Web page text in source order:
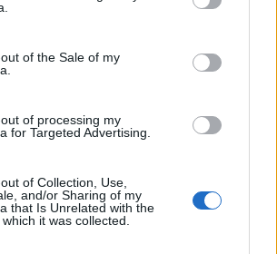
to Google and its third-party tags to
specified purposes in below Google
of the Sale of my
of processing my
for Targeted Advertising.
of Collection, Use,
and/or Sharing of my
that Is Unrelated with the
it was collected.
GW
Δέσποινα εί Μείζων
των Αγίων 181-190 –
Λαμπριανίδης
8 Αυγούστου 2026, 3:30 μμ